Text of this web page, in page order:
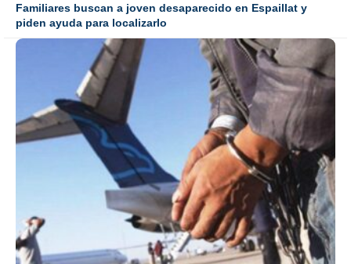
Familiares buscan a joven desaparecido en Espaillat y
piden ayuda para localizarlo